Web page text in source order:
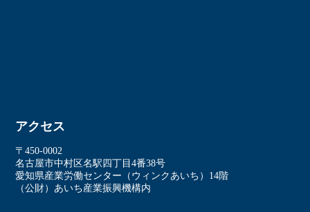
アクセス
〒450-0002
名古屋市中村区名駅四丁⽬4番38号
愛知県産業労働センター（ウィンクあいち）14階
（公財）あいち産業振興機構内